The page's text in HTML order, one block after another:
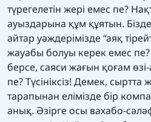
түрегелетін жері емес пе?
ауыздарына құм құятын.
айтар уәждерімізде “аяқ
жауабы болуы керек емес
берсе, саяси жағын қоғам
пе? Түсініксіз! Демек, сыртта
тарапынан елімізде бір
анық. Әзірге осы вахабо-